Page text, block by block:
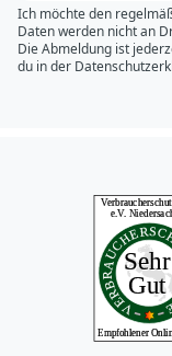
Ich möchte den
Daten werden nicht an
Die Abmeldung ist
du in der